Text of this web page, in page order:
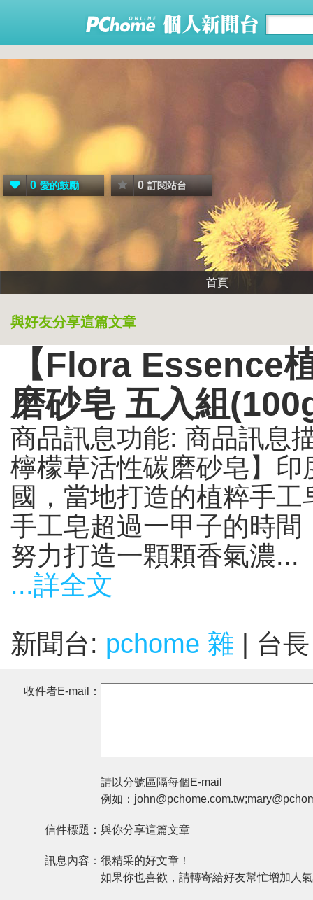
0 愛的鼓勵 0 訂閱站台
首頁
與好友分享這篇文章
【Flora Essence
磨砂皂 五入組
商品訊息功能: 商品訊息
檸檬草活性碳磨砂皂】
國，當地打造的植粹手
手工皂超過一甲子的時
努力打造一顆顆香氣濃...
...詳全文
新聞台: pchome 雜 | 台
收件者E-mail：
請以分號區隔每個E-mail
例如：
信件標題： 與你分享這篇文章
訊息內容： 很精采的好文章！
如果你也喜歡，請轉寄給好友幫忙增加人